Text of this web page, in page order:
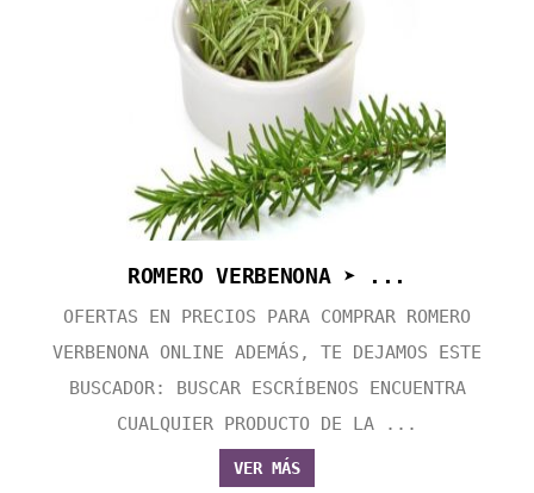
ROMERO VERBENONA ➤ ...
OFERTAS EN PRECIOS PARA COMPRAR ROMERO
VERBENONA ONLINE ADEMÁS, TE DEJAMOS ESTE
BUSCADOR: BUSCAR ESCRÍBENOS ENCUENTRA
CUALQUIER PRODUCTO DE LA ...
VER MÁS